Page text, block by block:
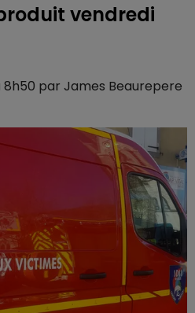
vendredi
8h50 par James Beaurepere